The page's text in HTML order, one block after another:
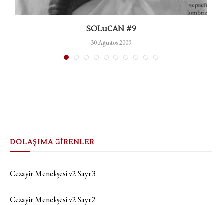
SOLuCAN #9
30 Ağustos 2009
DOLAŞIMA GİRENLER
Cezayir Menekşesi v2 Sayı:3
Cezayir Menekşesi v2 Sayı:2